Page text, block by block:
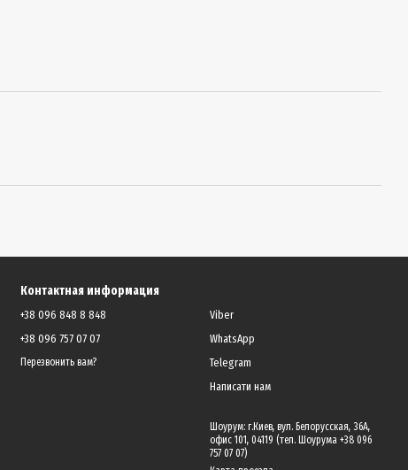
Контактная информация
+38 096 848 8 848
+38 096 757 07 07
Перезвонить вам?
Viber
WhatsApp
Telegram
Написати нам
Шоурум: г.Киев, вул. Белорусская, 36А,
офис 101, 04119 (тел. Шоурума +38 096
757 07 07)